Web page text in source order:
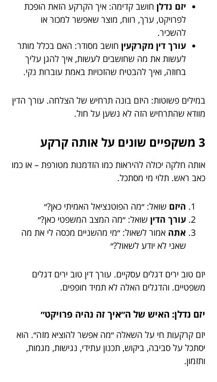
יזם נדלן חושב קדימה: איך הקרקע הזאת הופכת
לפרויקט, ערך, רווח, מוצר שאפשר למכור או
להשכיר.
עורך דין מקרקעין חושב מסודר: האם בכלל מותר
לעשות את מה שחושבים לעשות, איך להגן עליך
בחוזה, ואיך להבטיח שהזכויות באמת עוברות נקי.
במילים פשוטות: היזם בונה תרחיש של הצלחה. עורך הדין
מוודא שהתרחיש הזה לא נשען על חול.
3 משקפיים שונים על אותה קרקע
אותה חלקה יכולה להיראות כמו הזדמנות מטורפת – או כמו
כאב ראש. תלוי מי מסתכל.
היזם שואל: ״מה הפוטנציאל האמיתי כאן?״
עורך הדין שואל: ״מה המצב המשפטי כאן?״
אתה אמור לשאול: ״מי מהשניים מכסה לי את מה
שאני לא יודע לשאול?״
יזם טוב ירים דגלים עסקיים. עורך דין טוב ירים דגלים
משפטיים. והדגלים האלה לא תמיד חופפים.
יזם נדלן: האיש של ה״איך זה נהיה פרויקט״
יזם קרקעות חי על השאלה ״מה אפשר להוציא מזה״. הוא
יסתכל על סביבה, ביקוש, תכנון עתידי, נגישות, מגמות,
ותזמון.